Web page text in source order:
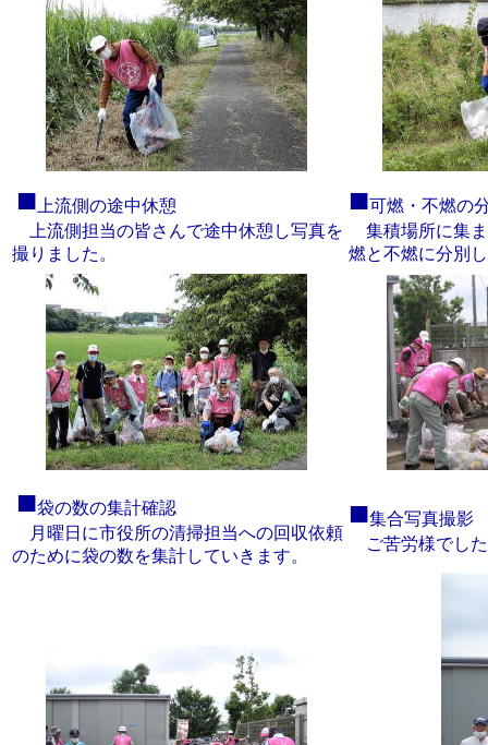
■ 上流側の途中休憩
上流側担当の皆さんで途中休憩し写真を
撮りました。
■可燃・不燃の
集積場所に集
燃と不燃に分別
■袋の数の集計確認
月曜日に市役所の清掃担当への回収依頼
のために袋の数を集計していきます。
■集合写真撮影
ご苦労様でし